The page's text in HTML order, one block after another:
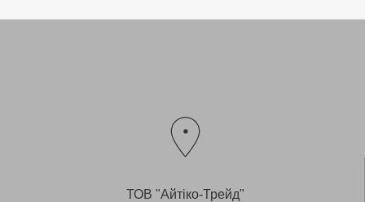
ТОВ "Айтіко-Трейд"